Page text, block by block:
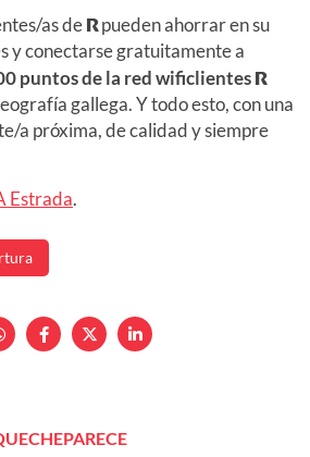
as deRpueden ahorrar en su
y conectarse gratuitamente a
puntos de la red wificlientesR
gallega. Y todo esto, con una
a próxima, de calidad y siempre
Estrada.